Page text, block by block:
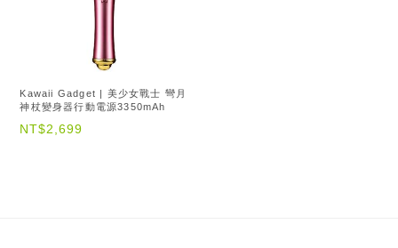
Kawaii Gadget | 美少女戰士 彎月
神杖變身器行動電源3350mAh
NT$2,699